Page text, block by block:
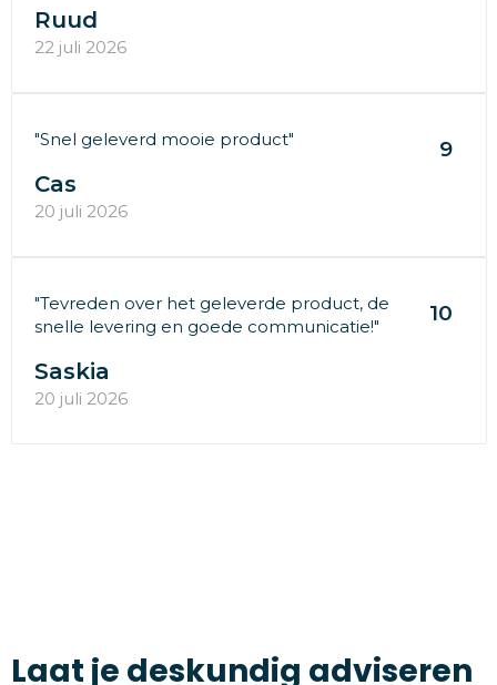
Ruud
22 juli 2026
"Snel geleverd mooie product" 9
Cas
20 juli 2026
"Tevreden over het geleverde product, de
snelle levering en goede communicatie!"
10
Saskia
20 juli 2026
Laat je deskundig adviseren